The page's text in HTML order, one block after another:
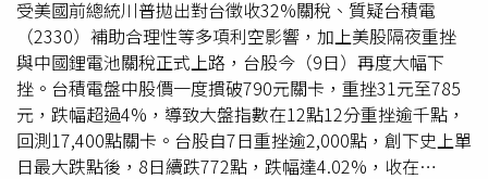
合會計師事務所（KPMG）完成簽約，正式啟動美國戰略計
畫，加速在美國投資，將利用併購或股權投資方式快速進入
市場，積極爭取美國電力市場商機大餅。成衣廠聚陽高度仰
賴美國市場，且重要產地在越南。（圖／報系資料照）台灣
部分成衣業者因為仰賴美國市場、且主要生產基地設於東南
亞，均列入美國對等關稅清單，尤其越南（關稅達46%）、
印尼（32%）與柬埔寨（49%）等首當其衝，成衣雙雄儒鴻
受美國前總統川普拋出對台徵收32%關稅、質疑台積電
（2330）補助合理性等多項利空影響，加上美股隔夜重挫
與中國鋰電池關稅正式上路，台股今（9日）再度大幅下
挫。台積電盤中股價一度摜破790元關卡，重挫31元至785
元，跌幅超過4%，導致大盤指數在12點12分重挫逾千點，
回測17,400點關卡。台股自7日重挫逾2,000點，創下史上單
日最大跌點後，8日續跌772點，跌幅達4.02%，收在